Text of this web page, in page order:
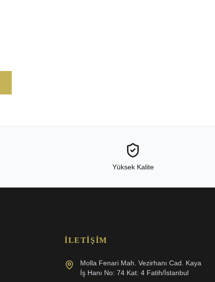
Yüksek Kalite
İLETIŞIM
Molla Fenari Mah. Vezirhanı Cad. Kaya
İş Hanı No: 74 Kat: 4 Fatih/İstanbul